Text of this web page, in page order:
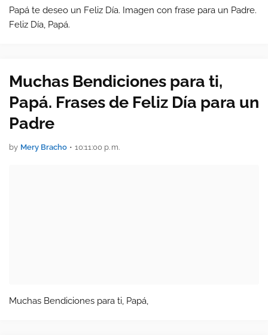
Papá te deseo un Feliz Día. Imagen con frase para un Padre.
Feliz Día, Papá.
Muchas Bendiciones para ti,
Papá. Frases de Feliz Día para un
Padre
by Mery Bracho • 10:11:00 p. m.
Muchas Bendiciones para ti, Papá,